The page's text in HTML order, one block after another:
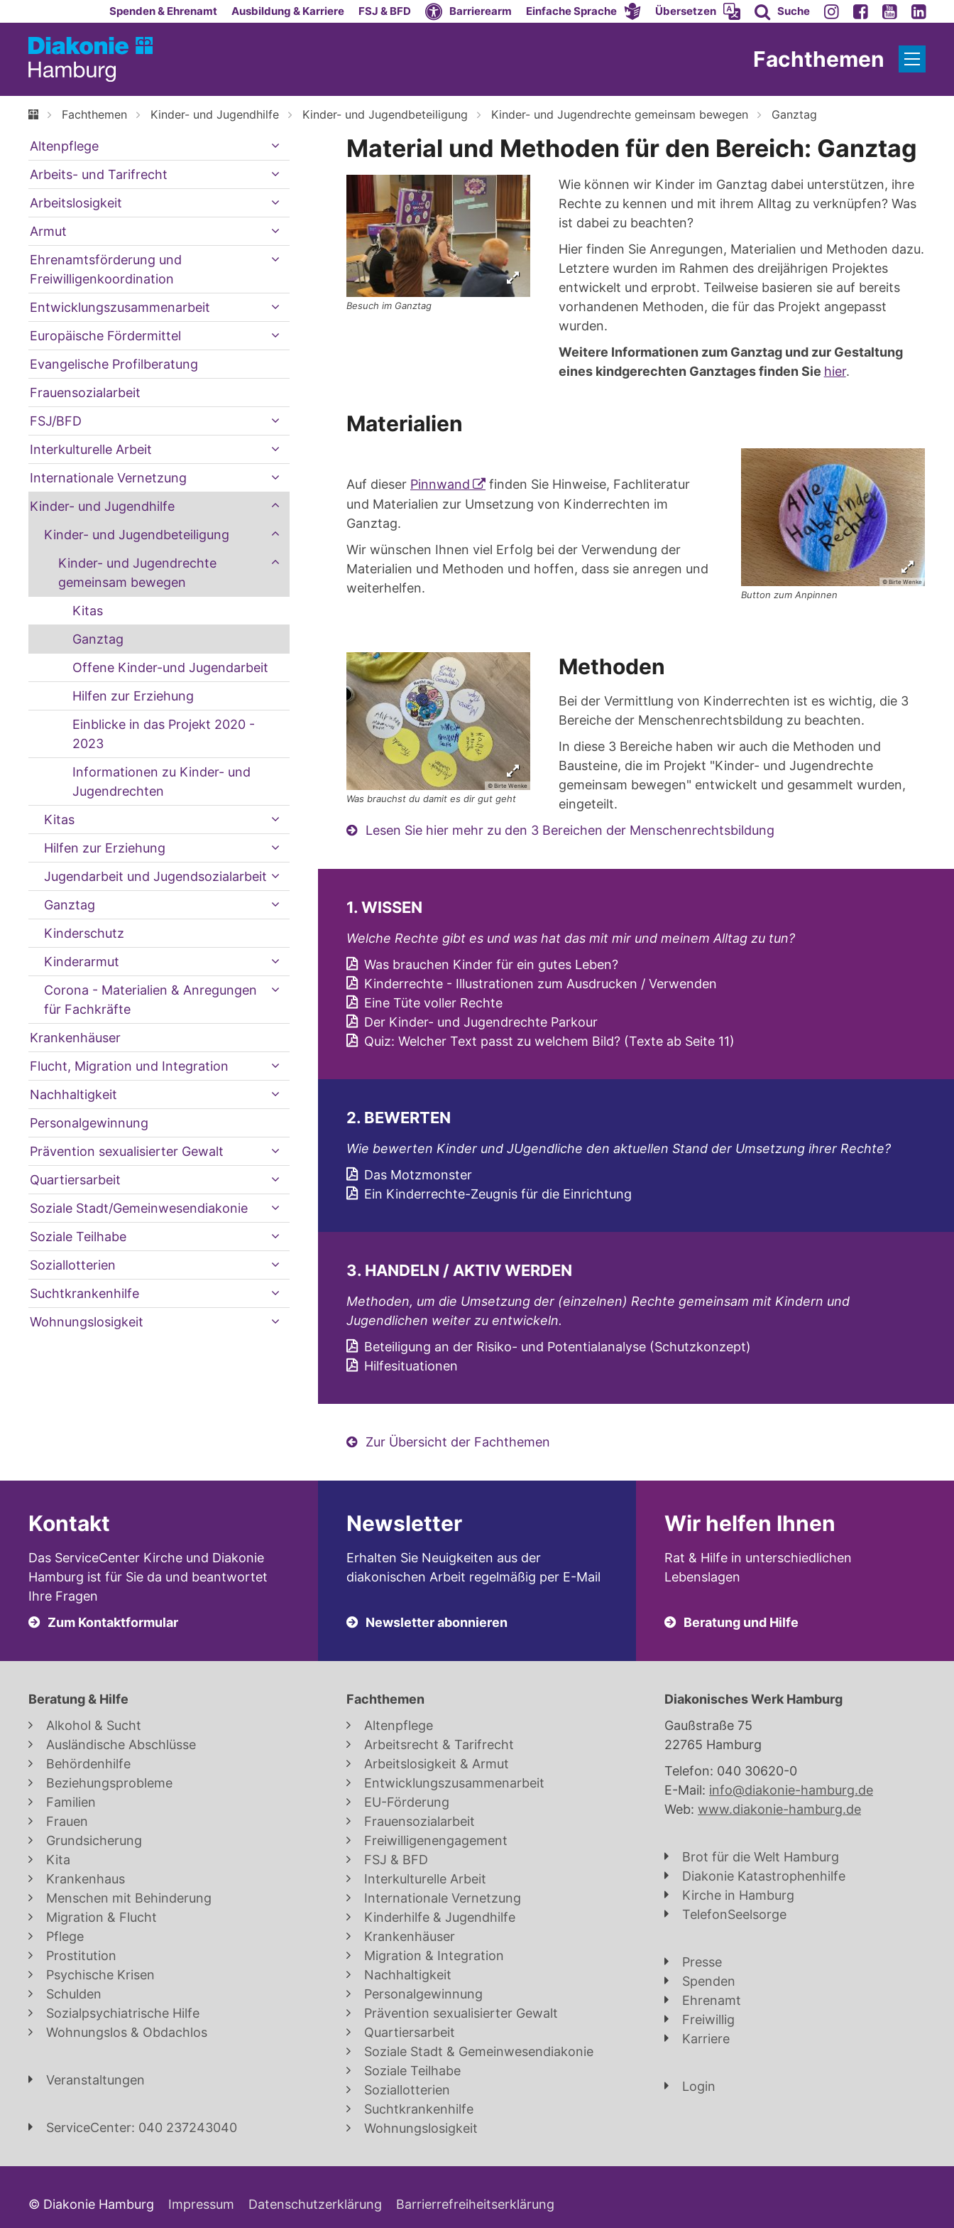
Zum Inhalt springenSpenden & Ehrenamt Ausbildung & Karriere FSJ & BFD Barrierearm Einfache Sprache Übersetzen Suche
Fachthemen
Fachthemen Kinder- und Jugendhilfe Kinder- und Jugendbeteiligung Kinder- und Jugendrechte gemeinsam bewegen Ganztag
Material und Methoden für den Bereich: Ganztag
Besuch im Ganztag
Wie können wir Kinder im Ganztag dabei unterstützen, ihre
Rechte zu kennen und mit ihrem Alltag zu verknüpfen? Was
ist dabei zu beachten?
Hier finden Sie Anregungen, Materialien und Methoden dazu.
Letztere wurden im Rahmen des dreijährigen Projektes
entwickelt und erprobt. Teilweise basieren sie auf bereits
vorhandenen Methoden, die für das Projekt angepasst
wurden.
Weitere Informationen zum Ganztag und zur Gestaltung
eines kindgerechten Ganztagesfinden Sie hier.
Materialien
© Birte Wenke
Button zum Anpinnen
Auf dieser Pinnwand
finden Sie Hinweise, Fachliteratur
und Materialien zur Umsetzung von Kinderrechten im
Ganztag.
Wir wünschen Ihnen viel Erfolg bei der Verwendung der
Materialien und Methoden und hoffen, dass sie anregen und
weiterhelfen.
© Birte Wenke
Was brauchst du damit es dir gut geht
Methoden
Bei der Vermittlung von Kinderrechten ist es wichtig, die 3
Bereiche der Menschenrechtsbildung zu beachten.
In diese 3 Bereiche haben wir auch die Methoden und
Bausteine, die im Projekt "Kinder- und Jugendrechte
gemeinsam bewegen" entwickelt und gesammelt wurden,
eingeteilt.
Lesen Sie hier mehr zu den 3 Bereichen der Menschenrechtsbildung
1. WISSEN
Welche Rechte gibt es und was hat das mit mir und meinem Alltag zu tun?
Was brauchen Kinder für ein gutes Leben?
Kinderrechte - Illustrationen zum Ausdrucken / Verwenden
Eine Tüte voller Rechte
Der Kinder- und Jugendrechte Parkour
Quiz: Welcher Text passt zu welchem Bild? (Texte ab Seite 11)
2. BEWERTEN
Wie bewerten Kinder und JUgendliche den aktuellen Stand der Umsetzung ihrer Rechte?
Das Motzmonster
Ein Kinderrechte-Zeugnis für die Einrichtung
3. HANDELN / AKTIV WERDEN
Methoden, um die Umsetzung der (einzelnen) Rechte gemeinsam mit Kindern und
Jugendlichen weiter zu entwickeln.
Beteiligung an der Risiko- und Potentialanalyse (Schutzkonzept)
Hilfesituationen
Zur Übersicht der Fachthemen
Altenpflege
Arbeits- und Tarifrecht
Arbeitslosigkeit
Armut
Ehrenamtsförderung und
Freiwilligenkoordination
Entwicklungszusammenarbeit
Europäische Fördermittel
Evangelische Profilberatung
Frauensozialarbeit
FSJ/BFD
Interkulturelle Arbeit
Internationale Vernetzung
Kinder- und Jugendhilfe
Kinder- und Jugendbeteiligung
Kinder- und Jugendrechte
gemeinsam bewegen
Kitas
Ganztag
Offene Kinder-und Jugendarbeit
Hilfen zur Erziehung
Einblicke in das Projekt 2020 -
2023
Informationen zu Kinder- und
Jugendrechten
Kitas
Hilfen zur Erziehung
Jugendarbeit und Jugendsozialarbeit
Ganztag
Kinderschutz
Kinderarmut
Corona - Materialien & Anregungen
für Fachkräfte
Krankenhäuser
Flucht, Migration und Integration
Nachhaltigkeit
Personalgewinnung
Prävention sexualisierter Gewalt
Quartiersarbeit
Soziale Stadt/Gemeinwesendiakonie
Soziale Teilhabe
Soziallotterien
Suchtkrankenhilfe
Wohnungslosigkeit
Kontakt
Das ServiceCenter Kirche und Diakonie
Hamburg ist für Sie da und beantwortet
Ihre Fragen
Zum Kontaktformular
Newsletter
Erhalten Sie Neuigkeiten aus der
diakonischen Arbeit regelmäßig per E-Mail
Newsletter abonnieren
Wir helfen Ihnen
Rat & Hilfe in unterschiedlichen
Lebenslagen
Beratung und Hilfe
Beratung & Hilfe
Alkohol & Sucht
Ausländische Abschlüsse
Behördenhilfe
Beziehungsprobleme
Familien
Frauen
Grundsicherung
Kita
Krankenhaus
Menschen mit Behinderung
Migration & Flucht
Pflege
Prostitution
Psychische Krisen
Schulden
Sozialpsychiatrische Hilfe
Wohnungslos & Obdachlos
Veranstaltungen
ServiceCenter: 040 237243040
Fachthemen
Altenpflege
Arbeitsrecht & Tarifrecht
Arbeitslosigkeit & Armut
Entwicklungszusammenarbeit
EU-Förderung
Frauensozialarbeit
Freiwilligenengagement
FSJ & BFD
Interkulturelle Arbeit
Internationale Vernetzung
Kinderhilfe & Jugendhilfe
Krankenhäuser
Migration & Integration
Nachhaltigkeit
Personalgewinnung
Prävention sexualisierter Gewalt
Quartiersarbeit
Soziale Stadt & Gemeinwesendiakonie
Soziale Teilhabe
Soziallotterien
Suchtkrankenhilfe
Wohnungslosigkeit
Diakonisches Werk Hamburg
Gaußstraße 75
22765 Hamburg
Telefon: 040 30620-0
E-Mail: info@diakonie-hamburg.de
Web: www.diakonie-hamburg.de
Brot für die Welt Hamburg
Diakonie Katastrophenhilfe
Kirche in Hamburg
TelefonSeelsorge
Presse
Spenden
Ehrenamt
Freiwillig
Karriere
Login
© Diakonie Hamburg Impressum Datenschutzerklärung Barrierrefreiheitserklärung